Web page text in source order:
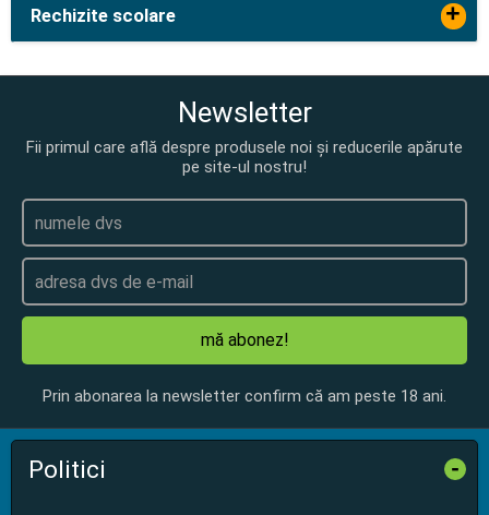
Rechizite scolare +
Newsletter
Fii primul care află despre produsele noi și reducerile apărute
pe site-ul nostru!
mă abonez!
Prin abonarea la newsletter confirm că am peste 18 ani.
Politici -